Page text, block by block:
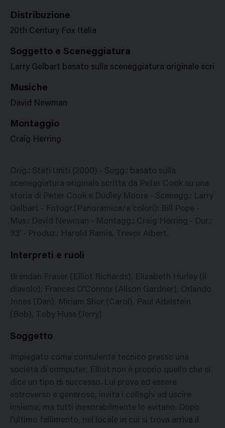
Distribuzione
20th Century Fox Italia
Soggetto e Sceneggiatura
Larry Gelbart basato sulla sceneggiatura originale
Musiche
David Newman
Montaggio
Craig Herring
Orig.: Stati Uniti (2000) - Sogg.: basato sulla
sceneggiatura originale scritta da Peter Cook su una
storia di Peter Cook e Dudley Moore - Scenegg.: Larry
Gelbart - Fotogr.(Panoramica/a colori): Bill Pope -
Mus.: David Newman - Montagg.: Craig Herring - Dur.:
93' - Produz.: Harold Ramis, Trevor Albert.
Interpreti e ruoli
Brendan Fraser (Elliot Richards), Elizabeth Hurley (il
diavolo), Frances O'Connor (Alison Gardner), Orlando
Jones (Dan), Miriam Shor (Carol), Paul Adelstein
(Bob), Toby Huss (Jerry)
Soggetto
Impiegato come consulente tecnico presso una
società di computer, Elliot non è proprio quello che si
dice un tipo di successo. Lui prova ad essere
estroverso e generoso, invita i colleghi ad uscire
insieme, ma tutti inesorabilmente lo evitano. Dopo
l'ultimo fallimento, nel locale in cui si trova arriva il